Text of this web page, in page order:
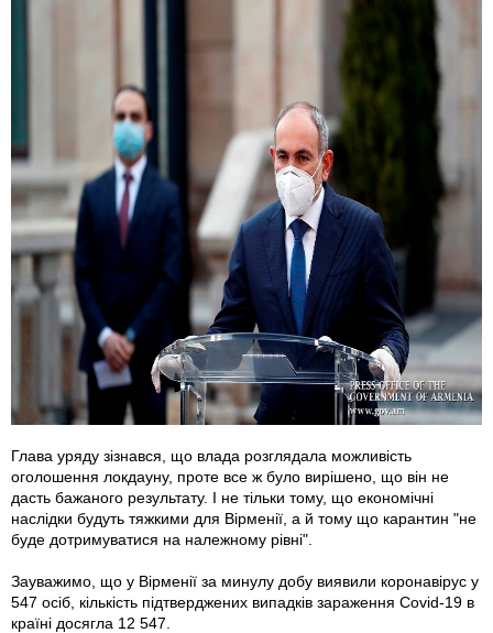
Глава уряду зізнався, що влада розглядала можливість
оголошення локдауну, проте все ж було вирішено, що він не
дасть бажаного результату. І не тільки тому, що економічні
наслідки будуть тяжкими для Вірменії, а й тому що карантин "не
буде дотримуватися на належному рівні".
Зауважимо, що у Вірменії за минулу добу виявили коронавірус у
547 осіб, кількість підтверджених випадків зараження Covid-19 в
країні досягла 12 547.